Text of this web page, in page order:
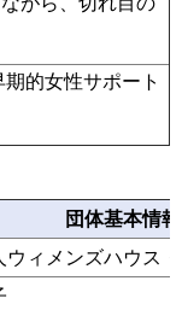
的女性サポート
団体基本情報
ウィメンズハウス